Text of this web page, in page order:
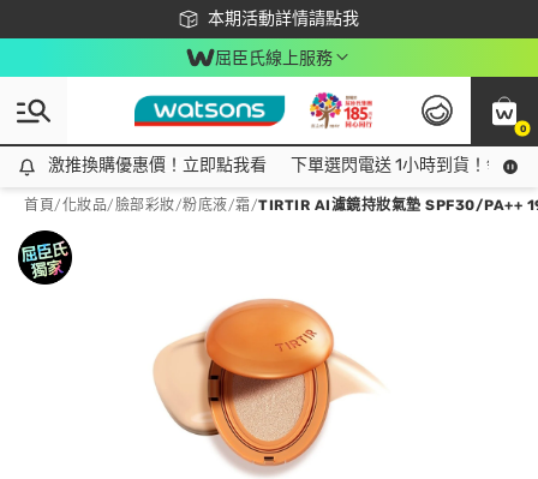
本期活動詳情請點我
下載app最高回饋$350
屈臣氏線上服務
0
激推換購優惠價！立即點我看
激推換購優惠價！立即點我看 下單選閃電送 1小時到貨！領神
首頁/化妝品/臉部彩妝/粉底液/霜/TIRTIR AI濾鏡持妝氣墊 SPF30/PA++